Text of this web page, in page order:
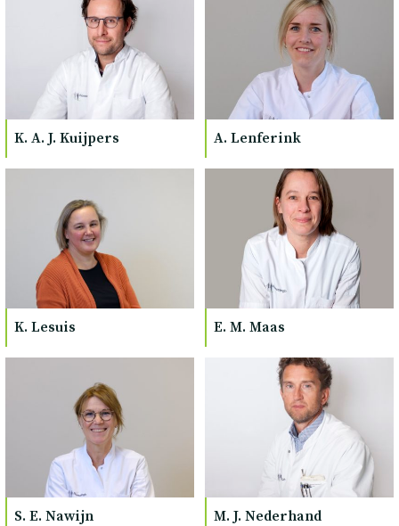
K. A. J. Kuijpers A. Lenferink
K. Lesuis E. M. Maas
S. E. Nawijn M. J. Nederhand